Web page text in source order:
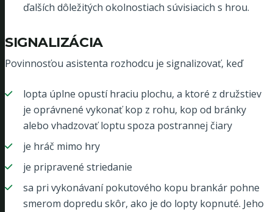
ďalších dôležitých okolnostiach súvisiacich s hrou.
SIGNALIZÁCIA
Povinnosťou asistenta rozhodcu je signalizovať, keď
lopta úplne opustí hraciu plochu, a ktoré z družstiev
je oprávnené vykonať kop z rohu, kop od bránky
alebo vhadzovať loptu spoza postrannej čiary
je hráč mimo hry
je pripravené striedanie
sa pri vykonávaní pokutového kopu brankár pohne
smerom dopredu skôr, ako je do lopty kopnuté. Jeho